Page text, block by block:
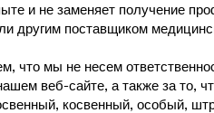
и не заменяет получение
другим поставщиком
что мы не несем
веб-сайте, а также за то,
косвенный, особый,